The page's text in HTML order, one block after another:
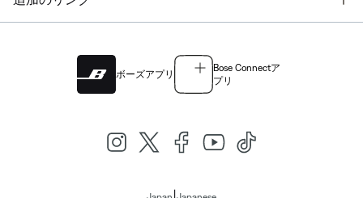
ボーズアプリ
Bose Connectア
プリ